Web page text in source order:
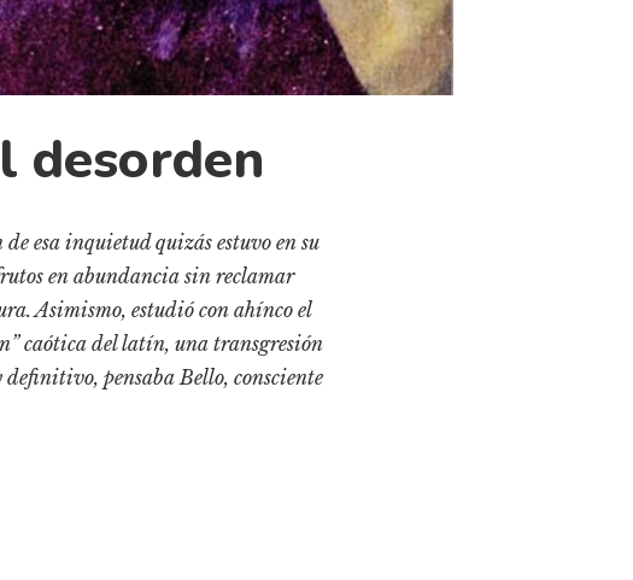
desorden
esa inquietud quizás estuvo en su
en abundancia sin reclamar
Asimismo, estudió con ahínco el
caótica del latín, una transgresión
definitivo, pensaba Bello, consciente